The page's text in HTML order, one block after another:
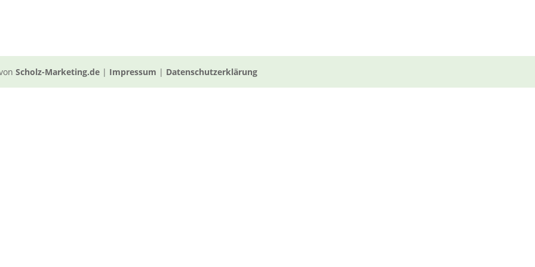
Scholz-Marketing.de | Impressum | Datenschutzerklärung